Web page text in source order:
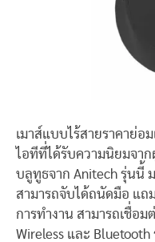
เมาส์แบบไร้สายราคาย่อ
ไอทีที่ได้รับความนิยมจาก
บลูทูธจาก Anitech รุ่นนี้
สามารถจับได้ถนัดมือ แถ
การทำงาน สามารถเชื่อ
Wireless และ Bluetooth